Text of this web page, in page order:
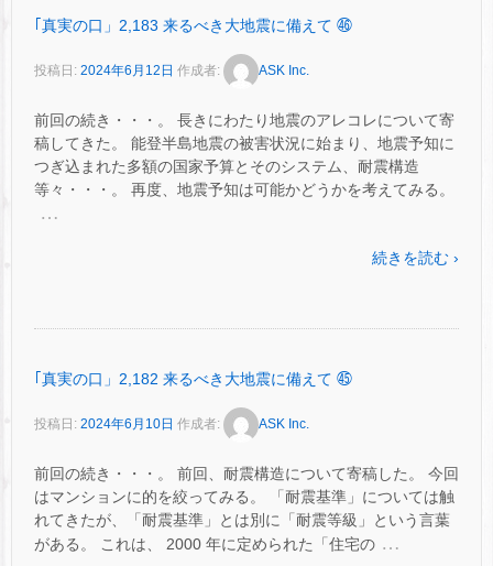
｢真実の口」2,183 来るべき大地震に備えて ㊻
投稿日: 2024年6月12日 作成者: ASK Inc.
前回の続き・・・。 長きにわたり地震のアレコレについて寄
稿してきた。 能登半島地震の被害状況に始まり、地震予知に
つぎ込まれた多額の国家予算とそのシステム、耐震構造
等々・・・。 再度、地震予知は可能かどうかを考えてみる。
…
続きを読む ›
｢真実の口」2,182 来るべき大地震に備えて ㊺
投稿日: 2024年6月10日 作成者: ASK Inc.
前回の続き・・・。 前回、耐震構造について寄稿した。 今回
はマンションに的を絞ってみる。 「耐震基準」については触
れてきたが、「耐震基準」とは別に「耐震等級」という言葉
がある。 これは、 2000 年に定められた「住宅の …